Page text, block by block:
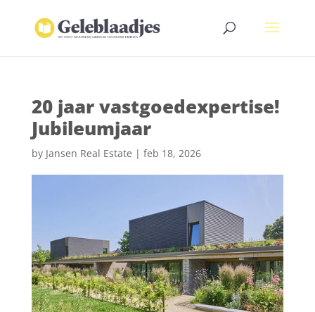
20 jaar vastgoedexpertise!
Jubileumjaar
by Jansen Real Estate | feb 18, 2026